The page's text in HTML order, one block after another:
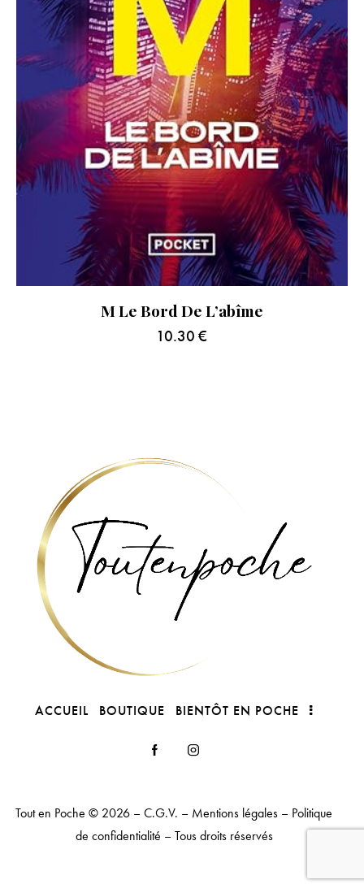
M Le Bord De L’abîme
10.30 €
ACCUEIL BOUTIQUE BIENTÔT EN POCHE
Tout en Poche © 2026 –C.G.V. – Mentions légales – Politique
de confidentialité – Tous droits réservés